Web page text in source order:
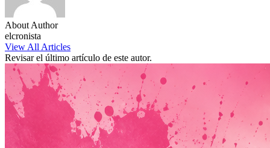
About Author
elcronista
View All Articles
Revisar el último artículo de este autor.